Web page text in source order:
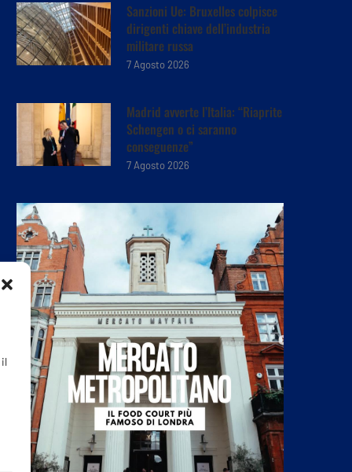
il
Sanzioni Ue: Bruxelles colpisce
dirigenti chiave dell’industria
militare russa
7 Agosto 2026
Madrid avverte l’Italia: “Riaprite
Schengen o ci saranno
conseguenze”
7 Agosto 2026